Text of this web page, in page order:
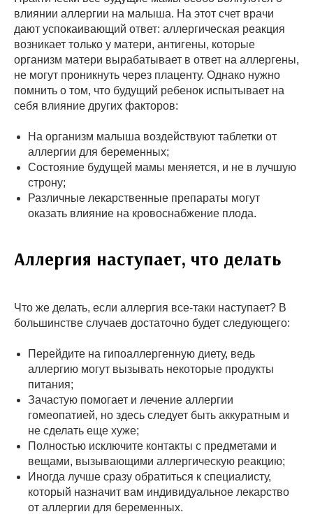
влиянии аллергии на малыша. На этот счет врачи
дают успокаивающий ответ: аллергическая реакция
возникает только у матери, антигены, которые
организм матери вырабатывает в ответ на аллергены,
не могут проникнуть через плаценту. Однако нужно
помнить о том, что будущий ребенок испытывает на
себя влияние других факторов:
На организм малыша воздействуют таблетки от
аллергии для беременных;
Состояние будущей мамы меняется, и не в лучшую
строну;
Различные лекарственные препараты могут
оказать влияние на кровоснабжение плода.
Аллергия наступает, что делать
Что же делать, если аллергия все-таки наступает? В
большинстве случаев достаточно будет следующего:
Перейдите на гипоаллергенную диету, ведь
аллергию могут вызывать некоторые продукты
питания;
Зачастую помогает и лечение аллергии
гомеопатией, но здесь следует быть аккуратным и
не сделать еще хуже;
Полностью исключите контакты с предметами и
вещами, вызывающими аллергическую реакцию;
Иногда лучше сразу обратиться к специалисту,
который назначит вам индивидуальное лекарство
от аллергии для беременных.